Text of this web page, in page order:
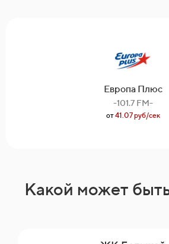
Европа Плюс
-101.7 FM-
от41.07 руб/сек
Какой может